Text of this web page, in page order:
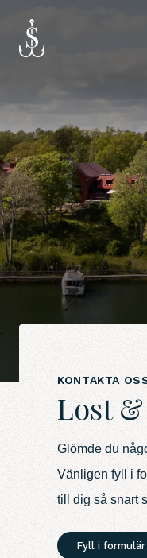
KONTAKTA
Lost
Glömde du
Vänligen fyll i
till dig så snart
Fyll i formulär